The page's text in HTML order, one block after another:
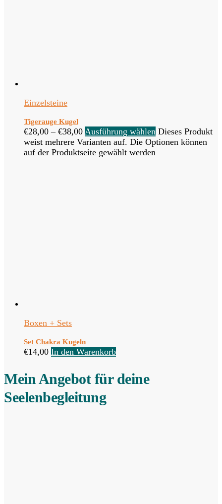
Einzelsteine
Tigerauge Kugel
€28,00 – €38,00 Ausführung wählen Dieses Produkt
weist mehrere Varianten auf. Die Optionen können
auf der Produktseite gewählt werden
Boxen + Sets
Set Chakra Kugeln
€14,00 In den Warenkorb
Mein Angebot für deine
Seelenbegleitung